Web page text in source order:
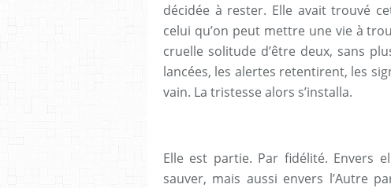
décidée à rester. Elle avait trouvé
celui qu’on peut mettre une vie à
cruelle solitude d’être deux, sans
lancées, les alertes retentirent, les
vain. La tristesse alors s’installa.
Elle est partie. Par fidélité. Envers
sauver, mais aussi envers l’Autre